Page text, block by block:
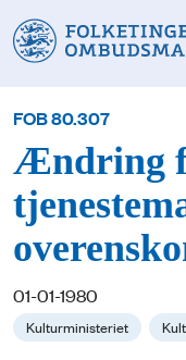
FOB 80.307
Ændring
01-01-1980
Kulturministeriet